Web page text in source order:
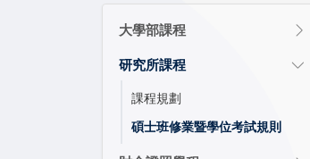
大學部課程
研究所課程
課程規劃
碩士班修業暨學位考試規則